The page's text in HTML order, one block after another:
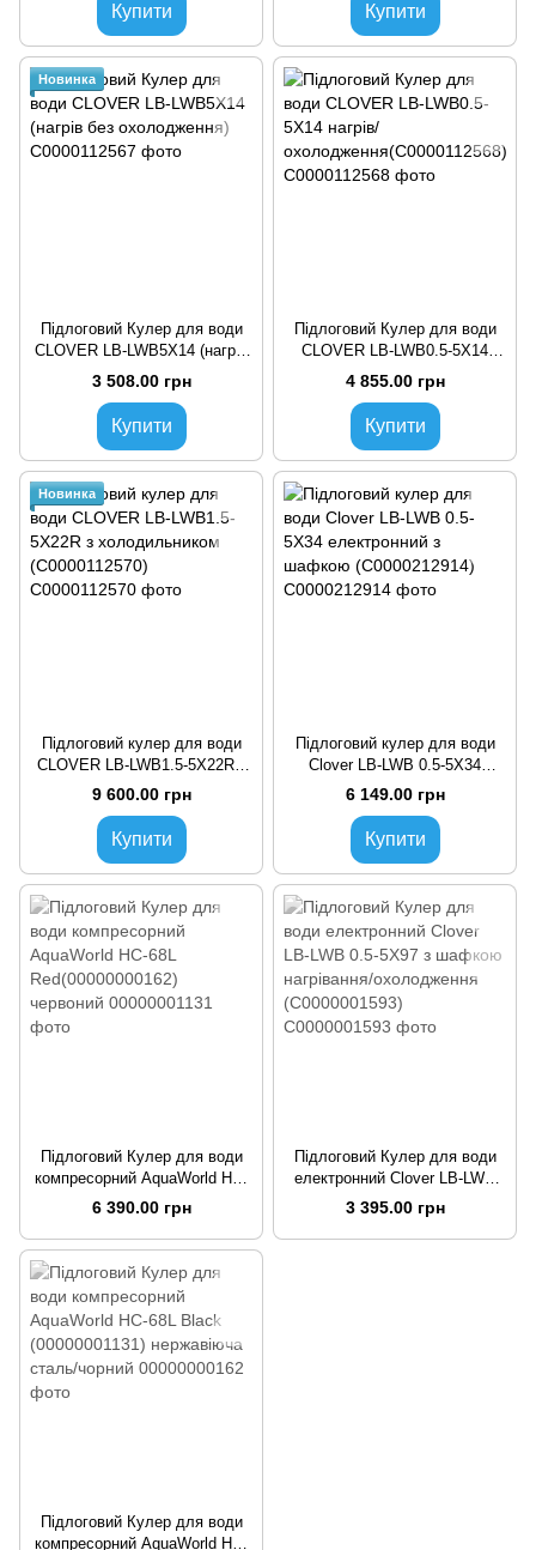
Купити Купити
Новинка
Підлоговий Кулер для води
CLOVER LB-LWB5X14 (нагрів
без охолодження)
3 508.00 грн
Купити
Підлоговий Кулер для води
CLOVER LB-LWB0.5-5X14
нагрів/
охолодження(C0000112568)
4 855.00 грн
Купити
Новинка
Підлоговий кулер для води
CLOVER LB-LWB1.5-5X22R з
холодильником (C0000112570)
9 600.00 грн
Купити
Підлоговий кулер для води
Clover LB-LWB 0.5-5X34
електронний з шафкою
(C0000212914)
6 149.00 грн
Купити
Підлоговий Кулер для води
компресорний AquaWorld HC-
68L Red(00000000162)
червоний
6 390.00 грн
Підлоговий Кулер для води
електронний Clover LB-LWB
0.5-5X97 з шафкою
нагрівання/охолодження
(C0000001593)
3 395.00 грн
Підлоговий Кулер для води
компресорний AquaWorld HC-